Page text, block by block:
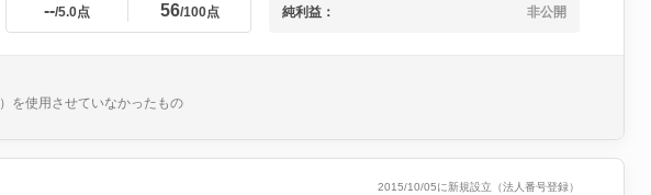
--/5.0点 56/100点 純利益： 非公開
を使用させていなかったもの
2015/10/05に新規設立（法人番号登録）